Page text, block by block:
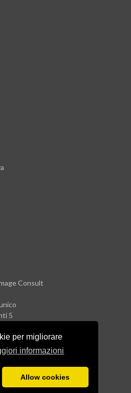
per migliorare
informazioni
Allow cookies
Consult
5
Brianza